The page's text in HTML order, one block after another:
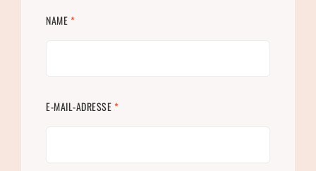
NAME*
E-MAIL-ADRESSE*